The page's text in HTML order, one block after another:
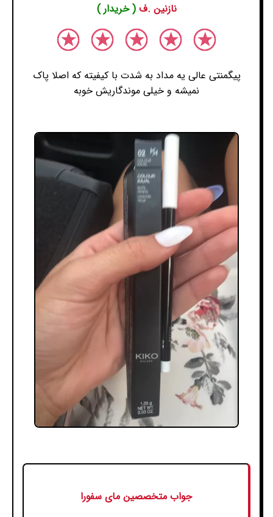
نازنین .ف( خریدار )
پیگمنتی عالی یه مداد به شدت با کیفیته که اصلا پاک
نمیشه و خیلی موندگاریش خوبه
جواب متخصصین مای سفورا